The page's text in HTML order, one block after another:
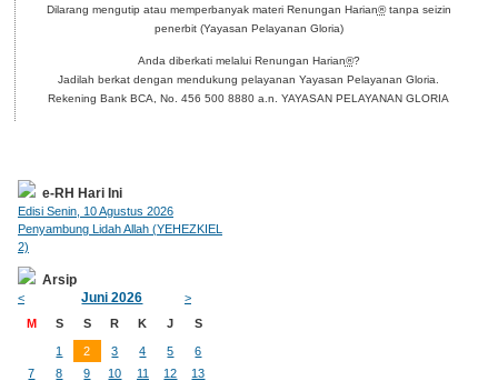
Dilarang mengutip atau memperbanyak materi Renungan Harian®tanpa seizin
penerbit (Yayasan Pelayanan Gloria)
Anda diberkati melalui Renungan Harian®?
Jadilah berkat dengan mendukung pelayanan Yayasan Pelayanan Gloria.
Rekening Bank BCA, No. 456 500 8880 a.n. YAYASAN PELAYANAN GLORIA
e-RH Hari Ini
Edisi Senin, 10 Agustus 2026
Penyambung Lidah Allah (YEHEZKIEL
2)
Arsip
< Juni 2026
>
M
S S R K J S
1 2 3 4 5
6
7
8 9 10 11 12
13